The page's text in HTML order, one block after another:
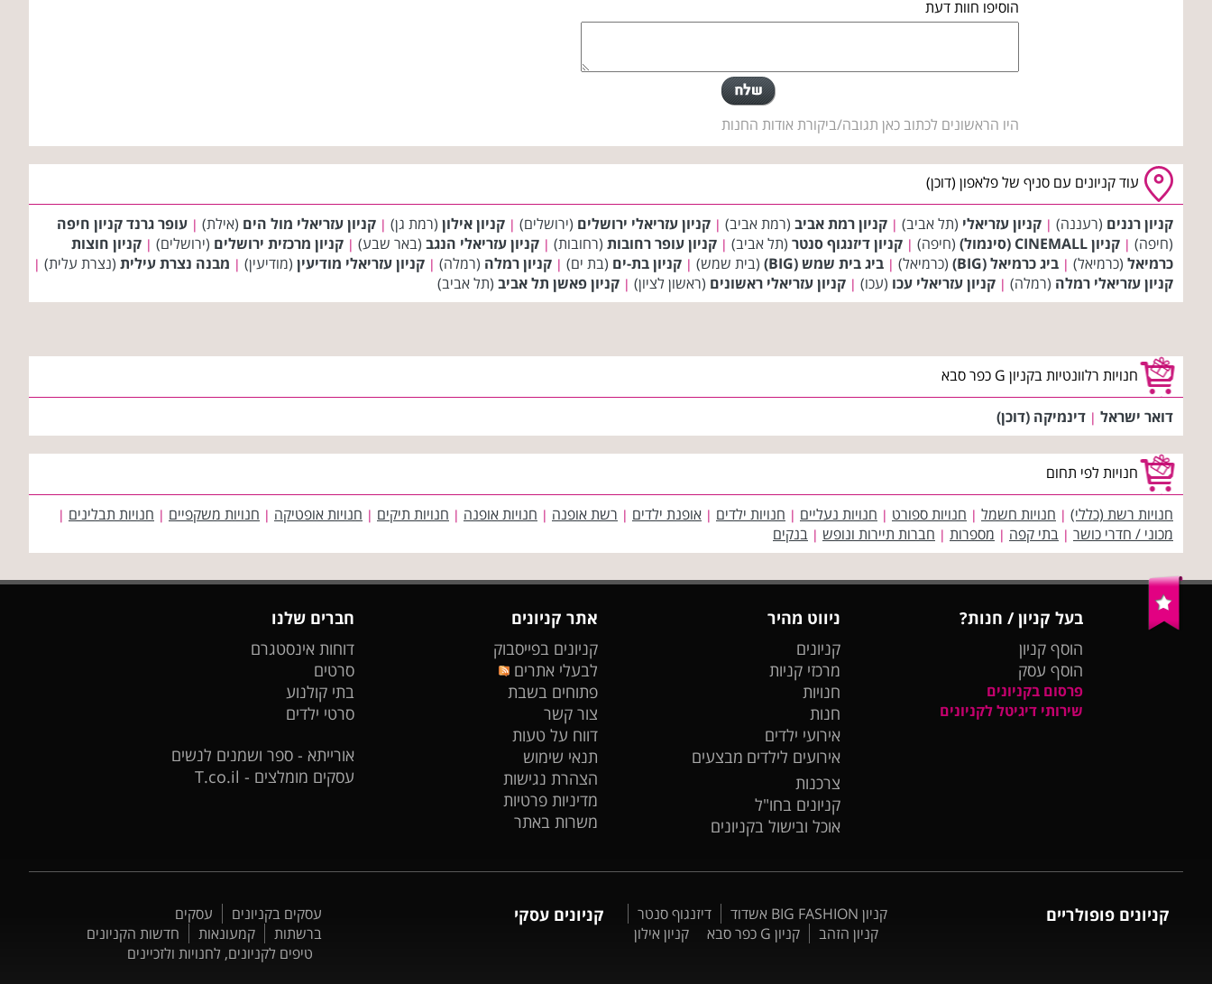
הוסיפו חוות דעת
היו הראשונים לכתוב כאן תגובה/ביקורת אודות החנות
עוד קניונים עם סניף של פלאפון (דוכן)
קניון רננים (רעננה) | קניון עזריאלי (תל אביב) | קניון רמת אביב (רמת אביב) | קניון עזריאלי ירושלים (ירושלים) | קניון אילון (רמת גן) | קניון עזריאלי מול הים (אילת) | עופר גרנד קניון חיפה
(חיפה) | קניון CINEMALL (סינמול) (חיפה) | קניון דיזנגוף סנטר (תל אביב) | קניון עופר רחובות (רחובות) | קניון עזריאלי הנגב (באר שבע) | קניון מרכזית ירושלים (ירושלים) | קניון חוצות
כרמיאל (כרמיאל) | ביג כרמיאל (BIG) (כרמיאל) | ביג בית שמש (BIG) (בית שמש) | קניון בת-ים (בת ים) | קניון רמלה (רמלה) | קניון עזריאלי מודיעין (מודיעין) | מבנה נצרת עילית (נצרת עלית) |
קניון עזריאלי רמלה (רמלה) | קניון עזריאלי עכו (עכו) | קניון עזריאלי ראשונים (ראשון לציון) | קניון פאשן תל אביב (תל אביב)
חנויות רלוונטיות בקניון G כפר סבא
דואר ישראל | דינמיקה (דוכן)
חנויות לפי תחום
חנויות רשת (כללי) | חנויות חשמל | חנויות ספורט | חנויות נעליים | חנויות ילדים | אופנת ילדים | רשת אופנה | חנויות אופנה | חנויות תיקים | חנויות אופטיקה | חנויות משקפיים | חנויות תבלינים |
מכוני / חדרי כושר | בתי קפה | מספרות | חברות תיירות ונופש | בנקים
בעל קניון / חנות?
הוסף קניון
הוסף עסק
פרסום בקניונים
שירותי דיגיטל לקניונים
ניווט מהיר
קניונים
מרכזי קניות
חנויות
חנות
אירועי ילדים
אירועים לילדים מבצעים
צרכנות
קניונים בחו"ל
אוכל ובישול בקניונים
אתר קניונים
קניונים בפייסבוק
לבעלי אתרים
פתוחים בשבת
צור קשר
דווח על טעות
תנאי שימוש
הצהרת נגישות
מדיניות פרטיות
משרות באתר
חברים שלנו
דוחות אינסטגרם
סרטים
בתי קולנוע
סרטי ילדים
אורייתא - ספר ושמנים לנשים
עסקים מומלצים - T.co.il
קניונים פופולריים קניון BIG FASHION אשדוד
דיזנגוף סנטר
קניון הזהב
קניון G כפר סבא קניון אילון
קניונים עסקי עסקים בקניונים
עסקים
ברשתות
קמעונאות
חדשות הקניונים
טיפים לקניונים, לחנויות ולזכיינים